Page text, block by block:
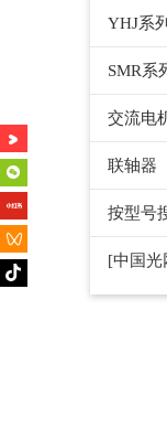
YHJ系
SMR系
交流电
联轴器
按型号
[中国光